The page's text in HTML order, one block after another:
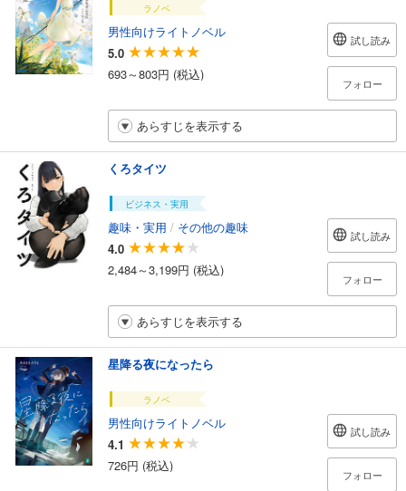
ラノベ
男性向けライトノベル
5.0
693～803円 (税込)
試し読み
フォロー
あらすじを表示する
くろタイツ
ビジネス・実用
趣味・実用 / その他の趣味
4.0
2,484～3,199円 (税込)
試し読み
フォロー
あらすじを表示する
星降る夜になったら
ラノベ
男性向けライトノベル
4.1
726円 (税込)
試し読み
フォロー